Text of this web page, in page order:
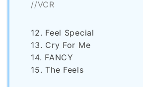
//VCR
12. Feel Special
13. Cry For Me
14. FANCY
15. The Feels